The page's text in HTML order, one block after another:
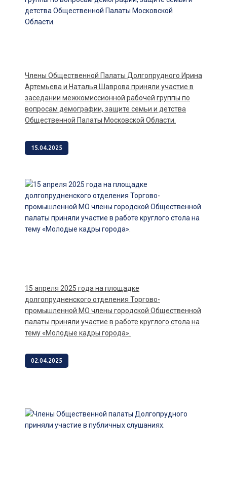
члены Общественной Палаты Долгопрудного Ирина
Артемьева и Наталья Шаврова приняли участие в
заседании межкомиссионной рабочей группы по
вопросам демографии, защите семьи и детства
Общественной Палаты Московской Области.
15.04.2025
15 апреля 2025 года на площадке
долгопрудненского отделения Торгово-
промышленной МО члены городской Общественной
палаты приняли участие в работе круглого стола на
тему «Молодые кадры города».
02.04.2025